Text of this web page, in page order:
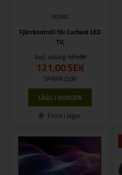
REIMO
Fjärrkontroll för Carbest LED
TV,
Vejl. udsalg 121,00
121,00SEK
SPARA 0,00
Finns i lager